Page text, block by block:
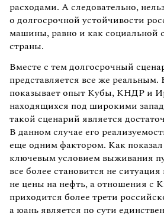
расходами. А следовательно,
о долгосрочной устойчивости
машины, равно и как социальной
страны.
Вместе с тем долгосрочный
представляется все же
показывает опыт Кубы, КНДР и
находящихся под широкими
такой сценарий является
В данном случае его
еще одним фактором. Как
ключевым условием выживания
все более становится не
не цены на нефть, а отношения с
приходится более трети
а юань является по сути